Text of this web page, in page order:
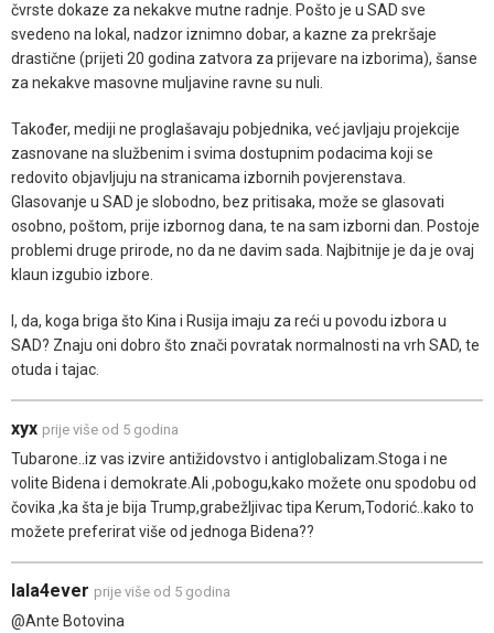
čvrste dokaze za nekakve mutne radnje. Pošto je u SAD sve
svedeno na lokal, nadzor iznimno dobar, a kazne za prekršaje
drastične (prijeti 20 godina zatvora za prijevare na izborima), šanse
za nekakve masovne muljavine ravne su nuli.
Također, mediji ne proglašavaju pobjednika, već javljaju projekcije
zasnovane na službenim i svima dostupnim podacima koji se
redovito objavljuju na stranicama izbornih povjerenstava.
Glasovanje u SAD je slobodno, bez pritisaka, može se glasovati
osobno, poštom, prije izbornog dana, te na sam izborni dan. Postoje
problemi druge prirode, no da ne davim sada. Najbitnije je da je ovaj
klaun izgubio izbore.
I, da, koga briga što Kina i Rusija imaju za reći u povodu izbora u
SAD? Znaju oni dobro što znači povratak normalnosti na vrh SAD, te
otuda i tajac.
xyx prije više od 5 godina
Tubarone..iz vas izvire antižidovstvo i antiglobalizam.Stoga i ne
volite Bidena i demokrate.Ali ,pobogu,kako možete onu spodobu od
čovika ,ka šta je bija Trump,grabežljivac tipa Kerum,Todorić..kako to
možete preferirat više od jednoga Bidena??
lala4ever prije više od 5 godina
@Ante Botovina